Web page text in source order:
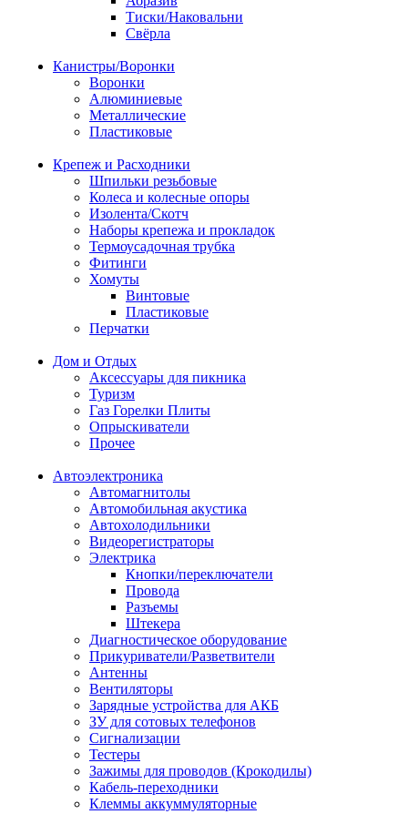
Тиски/Наковальни
Свёрла
Канистры/Воронки
Воронки
Алюминиевые
Металлические
Пластиковые
Крепеж и Расходники
Шпильки резьбовые
Колеса и колесные опоры
Изолента/Скотч
Наборы крепежа и прокладок
Термоусадочная трубка
Фитинги
Хомуты
Винтовые
Пластиковые
Перчатки
Дом и Отдых
Аксессуары для пикника
Туризм
Газ Горелки Плиты
Опрыскиватели
Прочее
Автоэлектроника
Автомагнитолы
Автомобильная акустика
Автохолодильники
Видеорегистраторы
Электрика
Кнопки/переключатели
Провода
Разъемы
Штекера
Диагностическое оборудование
Прикуриватели/Разветвители
Антенны
Вентиляторы
Зарядные устройства для АКБ
ЗУ для сотовых телефонов
Сигнализации
Тестеры
Зажимы для проводов (Крокодилы)
Кабель-переходники
Клеммы аккуммуляторные